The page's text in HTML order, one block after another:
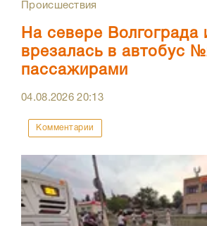
Происшествия
На севере Волгограда
врезалась в автобус
пассажирами
04.08.202620:13
Комментарии